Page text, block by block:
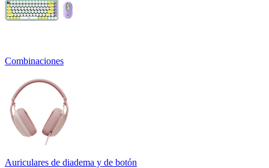
Combinaciones
Auriculares de diadema y de botón